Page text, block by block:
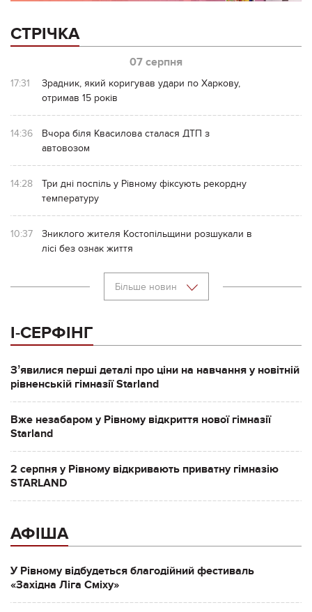
СТРІЧКА
07 серпня
17:31
Зрадник, який коригував удари по Харкову,
отримав 15 років
14:36
Вчора біля Квасилова сталася ДТП з
автовозом
14:28
Три дні поспіль у Рівному фіксують рекордну
температуру
10:37
Зниклого жителя Костопільщини розшукали в
лісі без ознак життя
Більше новин
І-СЕРФІНГ
Зʼявилися перші деталі про ціни на навчання у новітній
рівненській гімназії Starland
Вже незабаром у Рівному відкриття нової гімназії
Starland
2 серпня у Рівному відкривають приватну гімназію
STARLAND
АФІША
У Рівному відбудеться благодійний фестиваль
«Західна Ліга Сміху»